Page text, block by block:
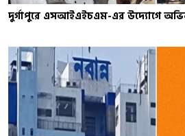
দুর্গাপুরে এসআইএইচএম-এর উদ্যোগে